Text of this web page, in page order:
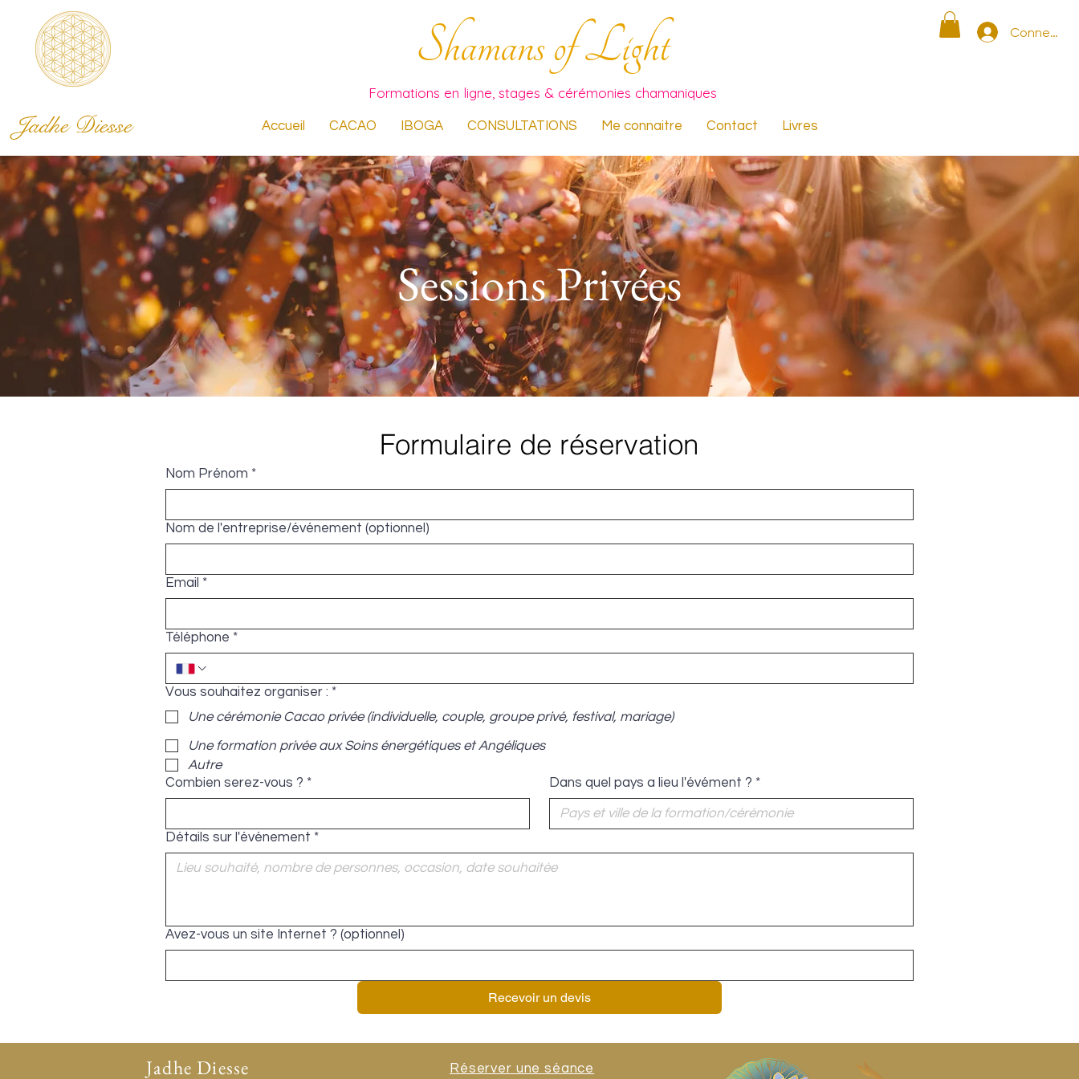
Accueil CACAO IBOGA CONSULTATIONS Me connaitre Contact Livres
Connexion
Shamans of Light
Formations en ligne, stages & cérémonies chamaniques
Jadhe Diesse
Sessions Privées
Formulaire de réservation
Nom Prénom *
Nom de l'entreprise/événement (optionnel)
Email *
Téléphone *
Vous souhaitez organiser : *
Une cérémonie Cacao privée (individuelle, couple, groupe privé, festival, mariage)
Une formation privée aux Soins énergétiques et Angéliques
Autre
Combien serez-vous ? * Dans quel pays a lieu l'évément ? *
Détails sur l'événement *
Avez-vous un site Internet ? (optionnel)
Recevoir un devis
Jadhe Diesse Réserver une séance